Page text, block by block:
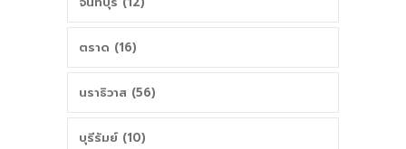
ตราด (16)
นราธิวาส (56)
บุรีรัมย์ (10)